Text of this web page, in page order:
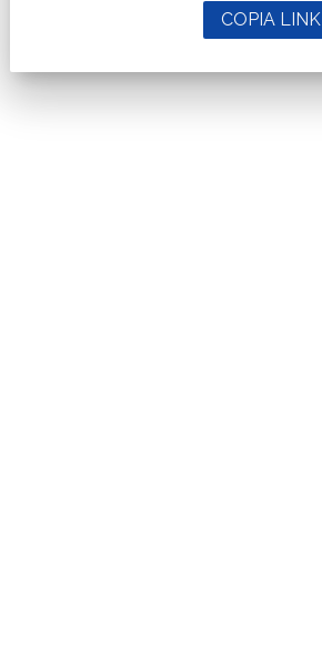
COPIA LINK